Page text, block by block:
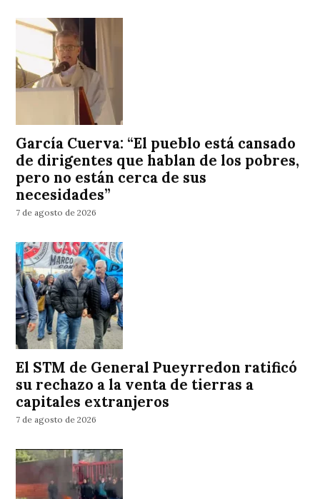
García Cuerva: “El pueblo está cansado
de dirigentes que hablan de los pobres,
pero no están cerca de sus
necesidades”
7 de agosto de 2026
El STM de General Pueyrredon ratificó
su rechazo a la venta de tierras a
capitales extranjeros
7 de agosto de 2026